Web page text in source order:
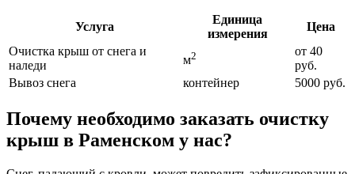
Услуга
Единица
измерения
Цена
Очистка крыш от снега и
наледи
м2
от 40
руб.
Вывоз снега
контейнер 5000 руб.
Почему необходимо заказать очистку
крыш в Раменском у нас?